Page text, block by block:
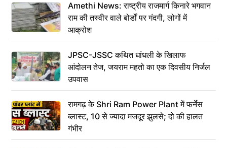
Amethi News: राष्ट्रीय राजमार्ग किनारे भगवान
राम की तस्वीर वाले बोर्डों पर गंदगी, लोगों में
आक्रोश
JPSC-JSSC कथित धांधली के खिलाफ
आंदोलन तेज, जयराम महतो का एक दिवसीय निर्जल
उपवास
रामगढ़ के Shri Ram Power Plant में फर्नेस
ब्लास्ट, 10 से ज्यादा मजदूर झुलसे; दो की हालत
गंभीर